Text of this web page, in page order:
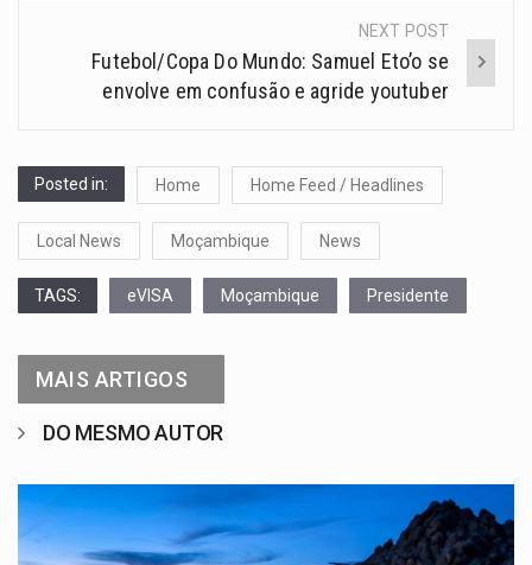
NEXT POST
Futebol/Copa Do Mundo: Samuel Eto’o se
envolve em confusão e agride youtuber
Posted in: Home Home Feed / Headlines
Local News Moçambique News
TAGS: eVISA Moçambique Presidente
MAIS ARTIGOS
DO MESMO AUTOR